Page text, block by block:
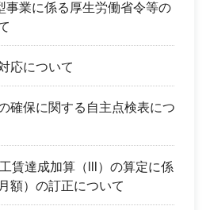
事業に係る厚生労働省令等の
応について
確保に関する自主点検表につ
賃達成加算（lll）の算定に係
額）の訂正について